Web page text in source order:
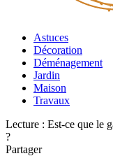
Astuces
Décoration
Déménagement
Jardin
Maison
Travaux
Lecture : Est-ce que le
?
Partager